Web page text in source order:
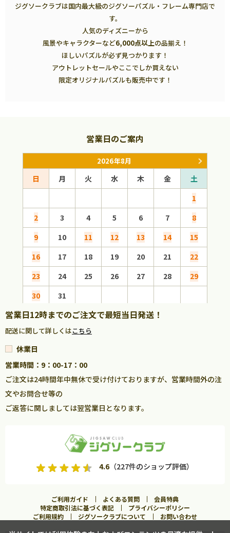
ジグソークラブは国内最大級のジグソーパズル・フレーム専門店で
す。
人気のディズニーから
風景やキャラクターなど6,000点以上の品揃え！
ほしいパズルが必ず見つかります！
アウトレットセールやここでしか買えない
限定オリジナルパズルも販売中です！
営業日のご案内
2026年8月
日 月 火 水 木 金
土
1
2
3 4 5 6 7
8
9
10 11 12 13 14
15
16
17 18 19 20 21
22
23
24 25 26 27 28
29
30
31
営業日12時までのご注文で最短当日発送！
配送に関して詳しくはこちら
休業日
営業時間：9：00-17：00
ご注文は24時間年中無休で受け付けておりますが、営業時間外の注
文やお問合せ等の
ご返答に関しましては翌営業日となります。
4.6（227件のショップ評価）
ご利用ガイド よくある質問
会員特典
特定商取引法に基づく表記
プライバシーポリシー
ご利用規約
ジグソークラブについて お問い合わせ